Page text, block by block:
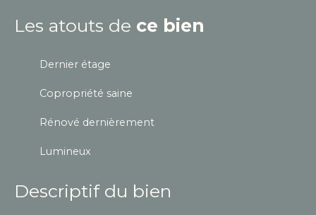
Les atouts de ce bien
Dernier étage
Copropriété saine
Rénové dernièrement
Lumineux
Descriptif du bien